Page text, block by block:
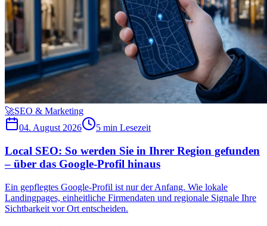
🚀SEO & Marketing
04. August 2026
5 min Lesezeit
Local SEO: So werden Sie in Ihrer Region gefunden
– über das Google-Profil hinaus
Ein gepflegtes Google-Profil ist nur der Anfang. Wie lokale
Landingpages, einheitliche Firmendaten und regionale Signale Ihre
Sichtbarkeit vor Ort entscheiden.